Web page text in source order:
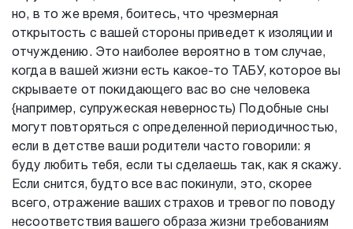
но, в то же время, боитесь, что чрезмерная
открытость с вашей стороны приведет к изоляции и
отчуждению. Это наиболее вероятно в том случае,
когда в вашей жизни есть какое-то ТАБУ, которое вы
скрываете от покидающего вас во сне человека
{например, супружеская неверность) Подобные сны
могут повторяться с определенной периодичностью,
если в детстве ваши родители часто говорили: я
буду любить тебя, если ты сделаешь так, как я скажу.
Если снится, будто все вас покинули, это, скорее
всего, отражение ваших страхов и тревог по поводу
несоответствия вашего образа жизни требованиям